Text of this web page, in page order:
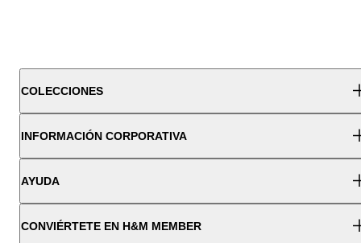
COLECCIONES
INFORMACIÓN CORPORATIVA
AYUDA
CONVIÉRTETE EN H&M MEMBER